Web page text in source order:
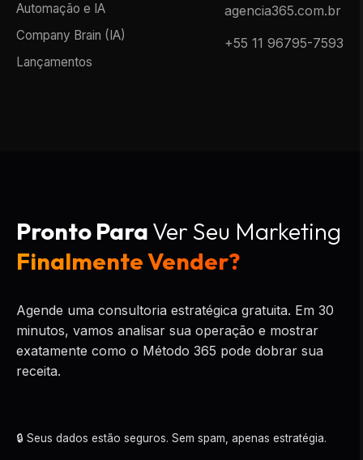
Automação e IA
Company Brain (IA)
Lançamentos
agencia365.com.br
+55 11 96795-7593
Pronto ParaVer Seu Marketing
Finalmente Vender?
Agende uma consultoria estratégica gratuita. Em 30
minutos, vamos analisar sua operação e mostrar
exatamente como o Método 365 pode dobrar sua
receita.
🔒 Seus dados estão seguros. Sem spam, apenas estratégia.